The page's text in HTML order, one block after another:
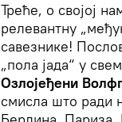
Треће, о својој
релевантну
савезнике!
„пола јада“ у
Озлојеђени
смисла што ради